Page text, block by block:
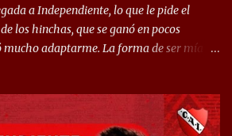
a Independiente, lo que le pide el
los hinchas, que se ganó en pocos
adaptarme. La forma de ser mía
que juega muy dinámico y me gusta
la forma de jugar mía y eso también